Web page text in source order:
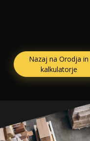
Nazaj na Orodja in
kalkulatorje